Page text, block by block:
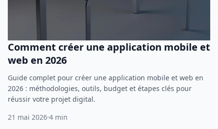
Comment créer une application mobile et
web en 2026
Guide complet pour créer une application mobile et web en
2026 : méthodologies, outils, budget et étapes clés pour
réussir votre projet digital.
21 mai 2026 4 min